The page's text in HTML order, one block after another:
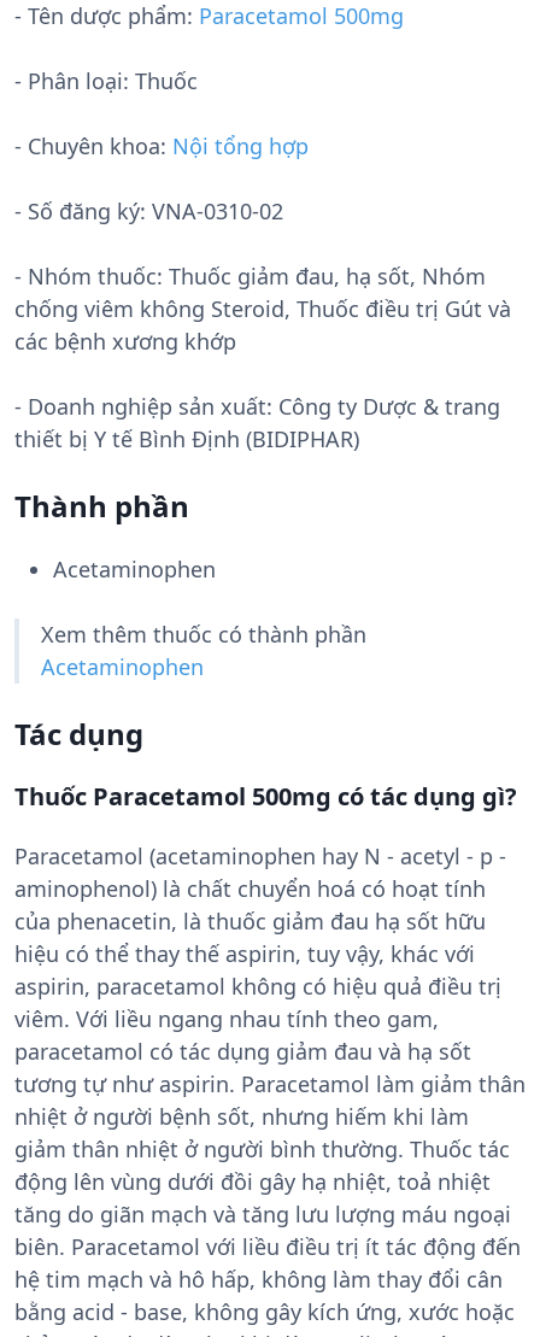
- Tên dược phẩm: Paracetamol 500mg
- Phân loại: Thuốc
- Chuyên khoa: Nội tổng hợp
- Số đăng ký: VNA-0310-02
- Nhóm thuốc: Thuốc giảm đau, hạ sốt, Nhóm
chống viêm không Steroid, Thuốc điều trị Gút và
các bệnh xương khớp
- Doanh nghiệp sản xuất: Công ty Dược & trang
thiết bị Y tế Bình Định (BIDIPHAR)
Thành phần
Acetaminophen
Xem thêm thuốc có thành phần
Acetaminophen
Tác dụng
Thuốc Paracetamol 500mg có tác dụng gì?
Paracetamol (acetaminophen hay N - acetyl - p -
aminophenol) là chất chuyển hoá có hoạt tính
của phenacetin, là thuốc giảm đau hạ sốt hữu
hiệu có thể thay thế aspirin, tuy vậy, khác với
aspirin, paracetamol không có hiệu quả điều trị
viêm. Với liều ngang nhau tính theo gam,
paracetamol có tác dụng giảm đau và hạ sốt
tương tự như aspirin. Paracetamol làm giảm thân
nhiệt ở người bệnh sốt, nhưng hiếm khi làm
giảm thân nhiệt ở người bình thường. Thuốc tác
động lên vùng dưới đồi gây hạ nhiệt, toả nhiệt
tăng do giãn mạch và tăng lưu lượng máu ngoại
biên. Paracetamol với liều điều trị ít tác động đến
hệ tim mạch và hô hấp, không làm thay đổi cân
bằng acid - base, không gây kích ứng, xước hoặc